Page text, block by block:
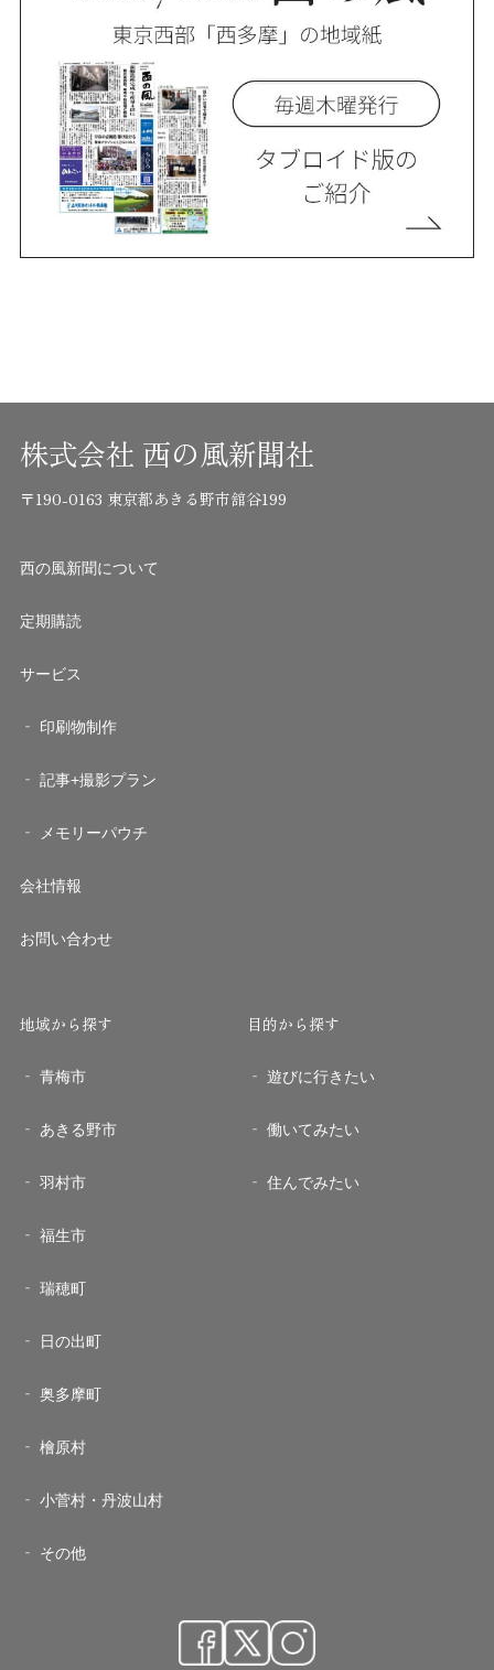
株式会社 西の風新聞社
〒190-0163 東京都あきる野市舘谷199
西の風新聞について
定期購読
サービス
印刷物制作
記事+撮影プラン
メモリーパウチ
会社情報
お問い合わせ
地域から探す
青梅市
あきる野市
羽村市
福生市
瑞穂町
日の出町
奥多摩町
檜原村
小菅村・丹波山村
その他
目的から探す
遊びに行きたい
働いてみたい
住んでみたい